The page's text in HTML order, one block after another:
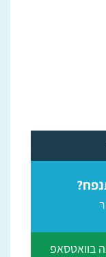
בוואטסאפ